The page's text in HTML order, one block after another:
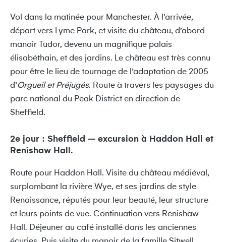
Vol dans la matinée pour Manchester. À l’arrivée,
départ vers Lyme Park, et visite du château, d’abord
manoir Tudor, devenu un magnifique palais
élisabéthain, et des jardins. Le château est très connu
pour être le lieu de tournage de l’adaptation de 2005
d’Orgueil et Préjugés. Route à travers les paysages du
parc national du Peak District en direction de
Sheffield.
2e jour : Sheffield – excursion à Haddon Hall et
Renishaw Hall.
Route pour Haddon Hall. Visite du château médiéval,
surplombant la rivière Wye, et ses jardins de style
Renaissance, réputés pour leur beauté, leur structure
et leurs points de vue. Continuation vers Renishaw
Hall. Déjeuner au café installé dans les anciennes